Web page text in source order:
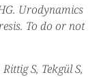
Urodynamics
To do or not
S, Tekgül S,